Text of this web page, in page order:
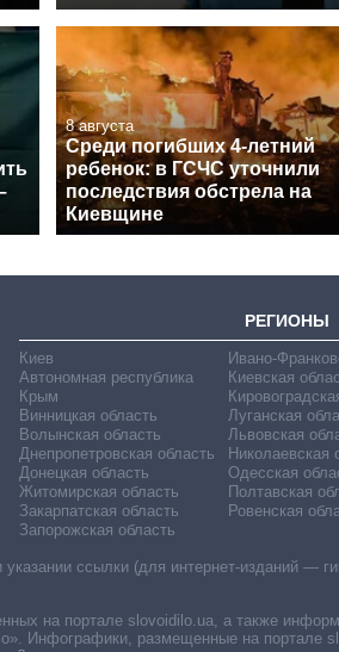
8 августа
Среди погибших 4-летний
ребенок: в ГСЧС уточнили
последствия обстрела на
Киевщине
РЕГИОНЫ
Киев
Автономная республика
Крым
Винницкая область
Волынская область
Днепропетровская область
Донецкая область
Житомирская область
Закарпатская область
Запорожская область
Ивано-
Киевская
Луганская
Львовская
Николаевская
Одесская
Полтавская
Ровенская
ссылки (для интернет-изданий —
на портале slovoidilo.ua, а также
размещенные на портале